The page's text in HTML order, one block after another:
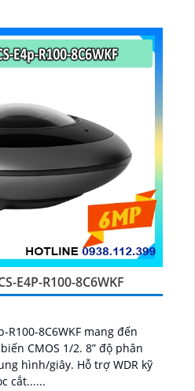
E4P-R100-8C6WKF
R100-8C6WKF mang đến
CMOS 1/2. 8” độ phân
Hỗ trợ WDR kỹ
cắt......